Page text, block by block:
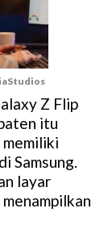
Z Flip
itu
Samsung.
layar